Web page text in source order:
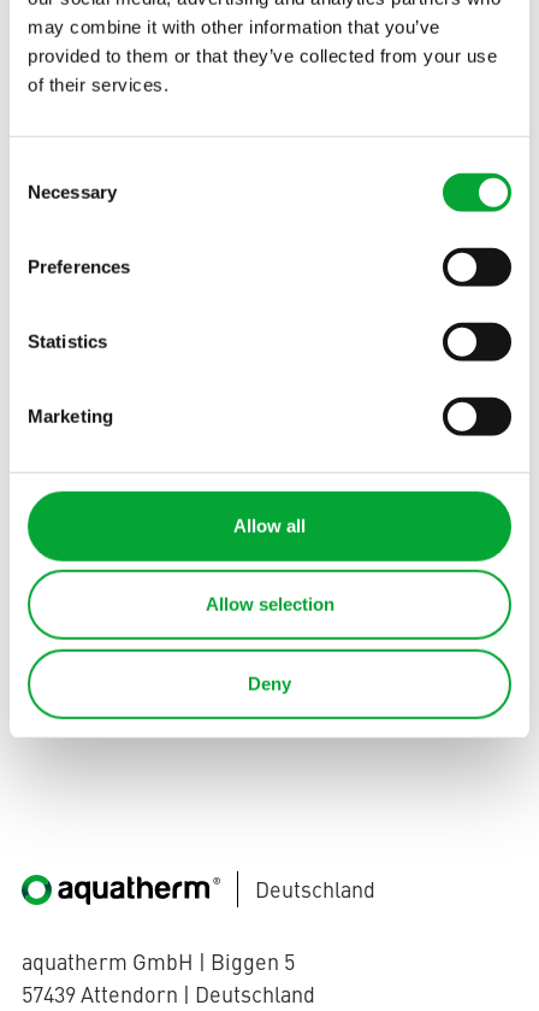
may combine it with other information that you’ve
provided to them or that they’ve collected from your use
of their services.
Selection
Necessary
Preferences
Statistics
Marketing
Allow all
Allow selection
Deny
Interessiert? Wir auch!
Dann freuen wir uns auf Deine vollständigen
Bewerbungsunterlagen (Anschreiben,
Praktikumszeugnisse sowie optional ein Foto)
Bei allen Fragen wende Dich gerne an Melina
+49 2722 950 173
Deutschland
aquatherm GmbH | Biggen 5
57439 Attendorn | Deutschland